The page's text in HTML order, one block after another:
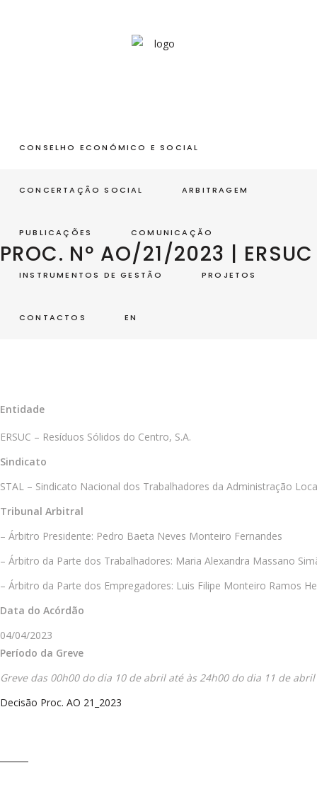
CONSELHO ECONÓMICO E SOCIAL
CONCERTAÇÃO SOCIAL ARBITRAGEM
PUBLICAÇÕES COMUNICAÇÃO
INSTRUMENTOS DE GESTÃO PROJETOS
CONTACTOS EN
PROC. Nº AO/21/2023 |
Entidade
ERSUC – Resíduos Sólidos do Centro, S.A.
Sindicato
STAL – Sindicato Nacional dos Trabalhadores da Administração
Tribunal Arbitral
– Árbitro Presidente: Pedro Baeta Neves Monteiro Fernandes
– Árbitro da Parte dos Trabalhadores: Maria Alexandra Massano
– Árbitro da Parte dos Empregadores: Luis Filipe Monteiro Ramos
Data do Acórdão
04/04/2023
Período da Greve
Greve das 00h00 do dia 10 de abril até às 24h00 do dia 11 de
Decisão Proc. AO 21_2023